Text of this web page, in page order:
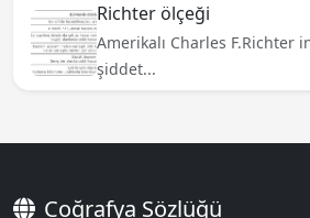
Richter ölçeği
Amerikalı Charles F.Richter
şiddet...
Coğrafya Sözlüğü